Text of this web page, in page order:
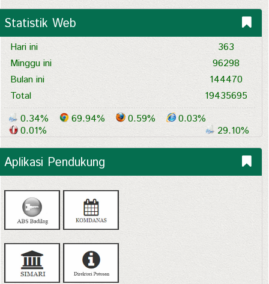
Statistik Web
Hari ini
Minggu ini
Bulan ini
Total
363
96298
144470
19435695
0.34%
69.94% 0.59%
0.03%
0.01%
29.10%
Aplikasi Pendukung